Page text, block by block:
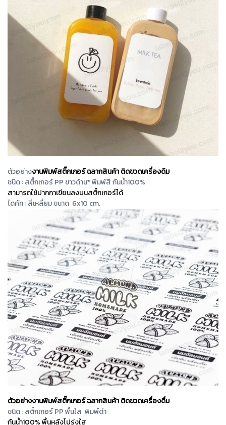
ตัวอย่างงานพิมพ์สติ๊กเกอร์ ฉลากสินค้า ติดขวดเครื่องดืม
ชนิด : สติ๊กเกอร์ PP ขาวด้าน* พิมพ์สี กันน้ำ100%
สามารถใช้ปากกาเขียนลงบนสติ๊กเกอร์ได้
ไดคัท : สี่เหลี่ยม ขนาด 6x10 cm.
ตัวอย่างงานพิมพ์สติ๊กเกอร์ ฉลากสินค้า ติดขวดเครื่องดื่ม
ชนิด : สติ๊กเกอร์ PP พื้นใส พิมพ์ดำ
กันน้ำ100% พื้นหลังโปร่งใส